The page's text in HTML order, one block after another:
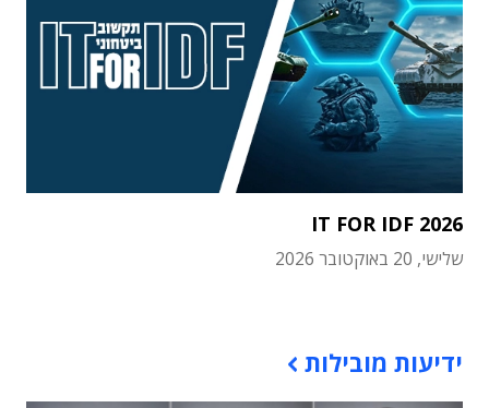
IT FOR IDF 2026
שלישי, 20 באוקטובר 2026
ידיעות מובילות